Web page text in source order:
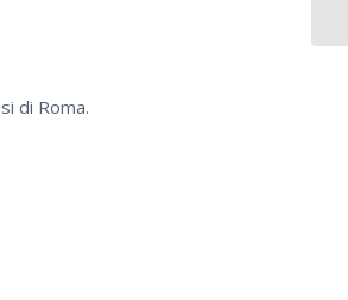
di Roma.